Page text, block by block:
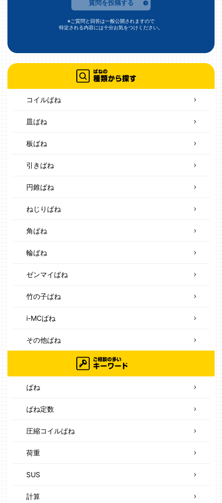
質問を投稿する
※ご質問と回答は一般公開されますので
特定される内容には十分お気をつけください。
コイルばね
皿ばね
板ばね
引きばね
円錐ばね
ねじりばね
角ばね
輪ばね
ゼンマイばね
竹の子ばね
i-MCばね
その他ばね
ばね
ばね定数
圧縮コイルばね
荷重
SUS
計算